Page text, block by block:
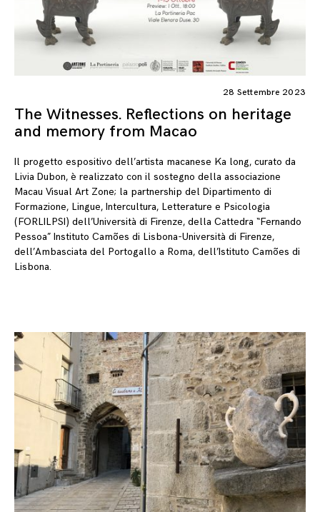
28 Settembre 2023
The Witnesses. Reflections on heritage
and memory from Macao
Il progetto espositivo dell’artista macanese Ka long, curato da
Livia Dubon, è realizzato con il sostegno della associazione
Macau Visual Art Zone; la partnership del Dipartimento di
Formazione, Lingue, Intercultura, Letterature e Psicologia
(FORLILPSI) dell’Università di Firenze, della Cattedra “Fernando
Pessoa” Instituto Camões di Lisbona-Università di Firenze,
dell’Ambasciata del Portogallo a Roma, dell’Istituto Camões di
Lisbona.